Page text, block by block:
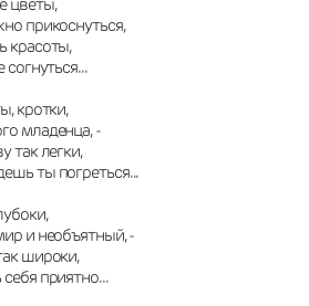
прикоснуться,
красоты,
кротки,
младенца, -
так легки,
ты погреться...
и необъятный, -
широки,
приятно...